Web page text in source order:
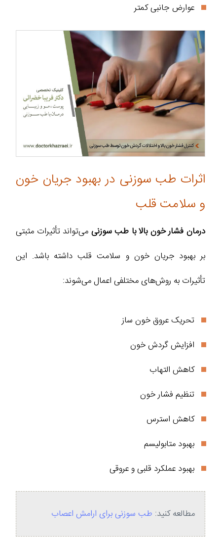
عوارض جانبی کمتر
اثرات طب سوزنی در بهبود جریان خون
و سلامت قلب
درمان فشار خون بالا با طب سوزنی می‌تواند تأثیرات مثبتی
بر بهبود جریان خون و سلامت قلب داشته باشد. این
تأثیرات به روش‌های مختلفی اعمال می‌شوند:
تحریک عروق خون ‌ساز
افزایش گردش خون
کاهش التهاب
تنظیم فشار خون
کاهش استرس
بهبود متابولیسم
بهبود عملکرد قلبی و عروقی
مطالعه کنید: طب سوزنی برای ارامش اعصاب